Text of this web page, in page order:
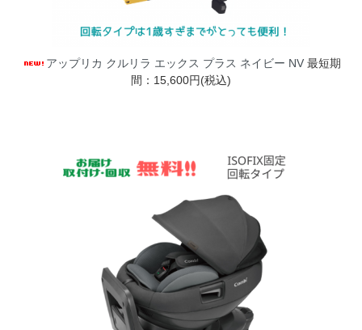
アップリカ クルリラ エックス プラス ネイビー NV 最短期
間：15,600円(税込)